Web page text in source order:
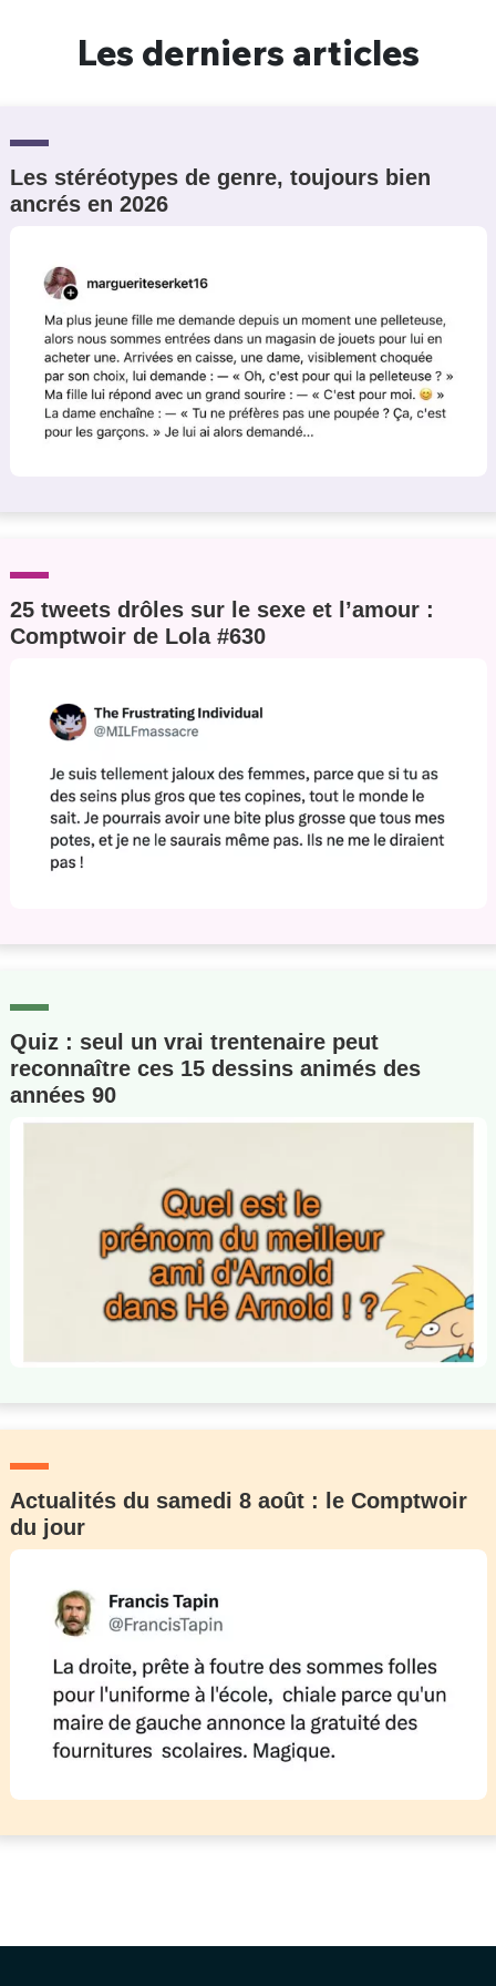
Les derniers articles
Les stéréotypes de genre, toujours bien
ancrés en 2026
25 tweets drôles sur le sexe et l’amour :
Comptwoir de Lola #630
Quiz : seul un vrai trentenaire peut
reconnaître ces 15 dessins animés des
années 90
Actualités du samedi 8 août : le Comptwoir
du jour
Un Thread